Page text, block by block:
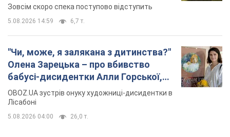
Зовсім скоро спека поступово відступить
5.08.2026 14:59 6,7 т.
"Чи, може, я залякана з дитинства?"
Олена Зарецька – про вбивство
бабусі-дисидентки Алли Горської,
критику Дмитра Стуса та втечу в
Португалію з 5 дітьми
OBOZ.UA зустрів онуку художниці-дисидентки в
Лісабоні
5.08.2026 04:00 26,0 т.